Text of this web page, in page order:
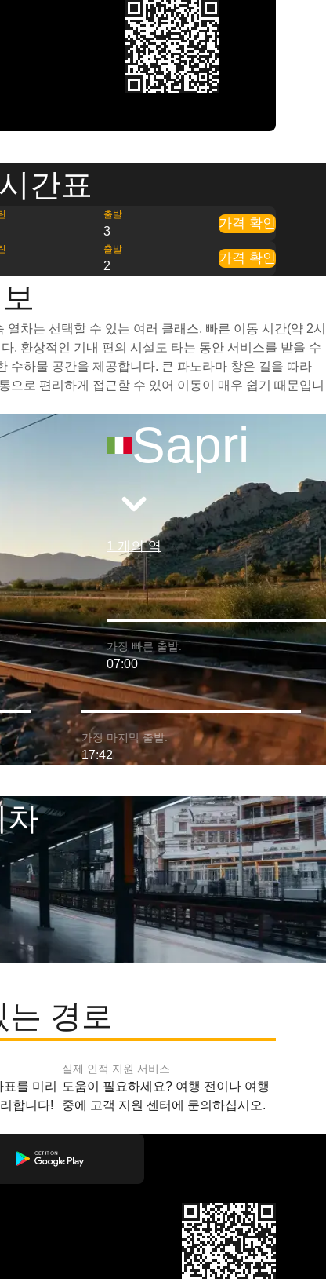
간표
출발
3
가격 확인
출발
2
가격 확인
차는 선택할 수 있는 여러 클래스, 빠른 이동 시간(약 2시
. 환상적인 기내 편의 시설도 타는 동안 서비스를 받을 수
수하물 공간을 제공합니다. 큰 파노라마 창은 길을 따라
로 편리하게 접근할 수 있어 이동이 매우 쉽기 때문입니
Sapri
1 개의 역
가장 빠른 출발:
07:00
가장 마지막 출발:
17:42
차
는 경로
를 미리
합니다!
실제 인적 지원 서비스
도움이 필요하세요? 여행 전이나 여행
중에 고객 지원 센터에 문의하십시오.